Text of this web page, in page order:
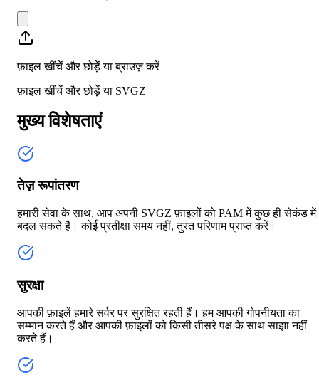
फ़ाइल खींचें और छोड़ें या ब्राउज़ करें
फ़ाइल खींचें और छोड़ें या SVGZ
मुख्य विशेषताएं
तेज़ रूपांतरण
हमारी सेवा के साथ, आप अपनी SVGZ फ़ाइलों को PAM में कुछ ही सेकंड में
बदल सकते हैं। कोई प्रतीक्षा समय नहीं, तुरंत परिणाम प्राप्त करें।
सुरक्षा
आपकी फ़ाइलें हमारे सर्वर पर सुरक्षित रहती हैं। हम आपकी गोपनीयता का
सम्मान करते हैं और आपकी फ़ाइलों को किसी तीसरे पक्ष के साथ साझा नहीं
करते हैं।